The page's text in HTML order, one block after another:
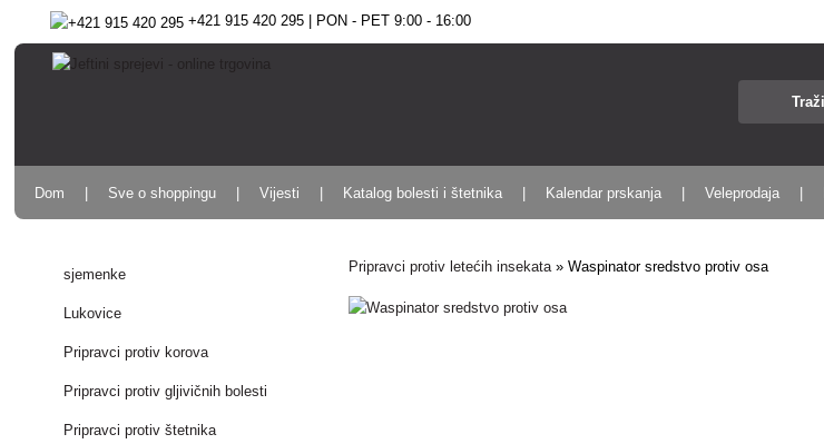
+421 915 420 295 | PON - PET 9:00 - 16:00
Dom Sve o shoppingu Vijesti Katalog bolesti i štetnika Kalendar prskanja Veleprodaja
sjemenke
Lukovice
Pripravci protiv korova
Pripravci protiv gljivičnih bolesti
Pripravci protiv štetnika
Pripravci protiv letećih insekata»Waspinator sredstvo protiv osa